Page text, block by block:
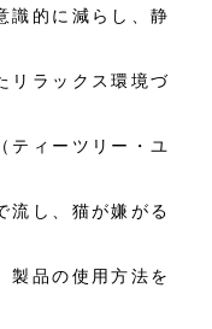
識的に減らし、静
リラックス環境づ
ティーツリー・ユ
流し、猫が嫌がる
製品の使用方法を